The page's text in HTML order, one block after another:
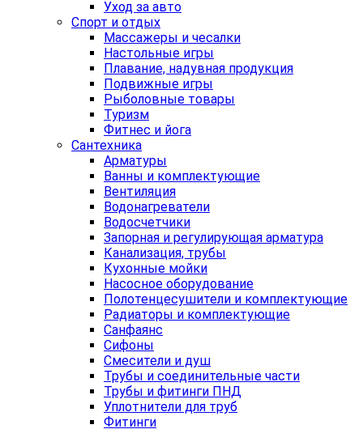
Уход за авто
Спорт и отдых
Массажеры и чесалки
Настольные игры
Плавание, надувная продукция
Подвижные игры
Рыболовные товары
Туризм
Фитнес и йога
Сантехника
Арматуры
Ванны и комплектующие
Вентиляция
Водонагреватели
Водосчетчики
Запорная и регулирующая арматура
Канализация, трубы
Кухонные мойки
Насосное оборудование
Полотенцесушители и комплектующие
Радиаторы и комплектующие
Санфаянс
Сифоны
Смесители и душ
Трубы и соединительные части
Трубы и фитинги ПНД
Уплотнители для труб
Фитинги